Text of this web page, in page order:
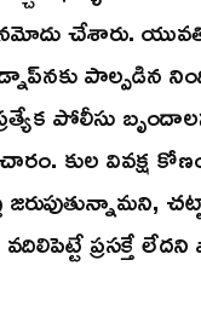
చేశారు.
పాల్పడిన
పోలీసు
కుల వివక్ష
ప్రసక్తే